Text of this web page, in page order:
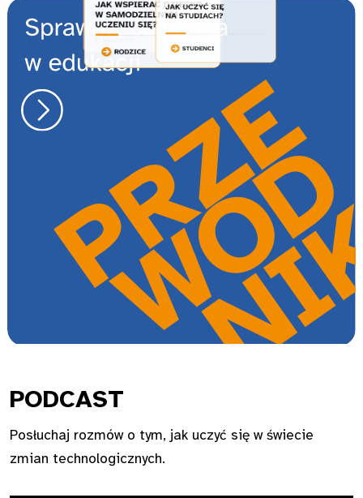
PODCAST
Posłuchaj rozmów o tym, jak uczyć się w świecie
zmian technologicznych.